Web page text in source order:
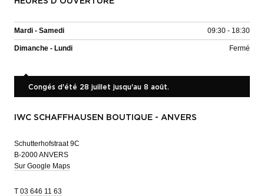
Mardi - Samedi 09:30 - 18:30
Dimanche - Lundi Fermé
Congés d'été 28 juillet jusqu'au 8 août.
IWC SCHAFFHAUSEN BOUTIQUE - ANVERS
Schutterhofstraat 9C
B-2000 ANVERS
Sur Google Maps
T 03 646 11 63